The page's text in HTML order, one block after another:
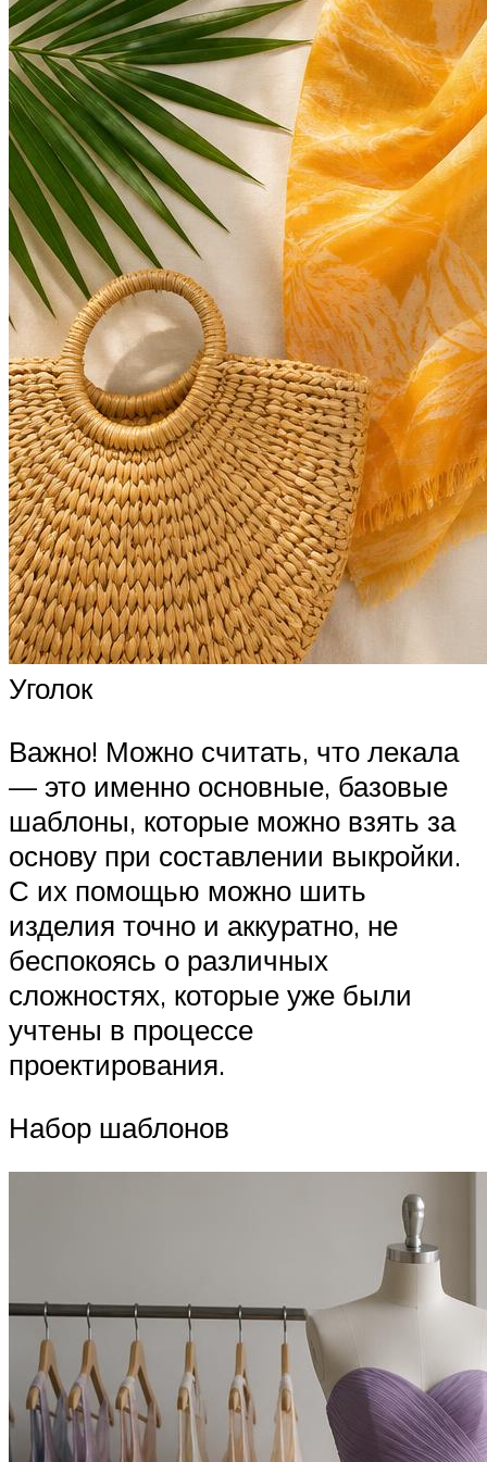
Уголок
Важно! Можно считать, что лекала
— это именно основные, базовые
шаблоны, которые можно взять за
основу при составлении выкройки.
С их помощью можно шить
изделия точно и аккуратно, не
беспокоясь о различных
сложностях, которые уже были
учтены в процессе
проектирования.
Набор шаблонов